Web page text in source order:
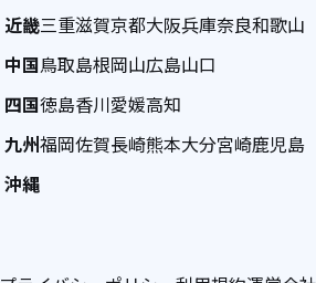
近畿三重滋賀京都大阪兵庫奈良和歌山
中国鳥取島根岡山広島山口
四国徳島香川愛媛高知
九州福岡佐賀長崎熊本大分宮崎鹿児島
沖縄